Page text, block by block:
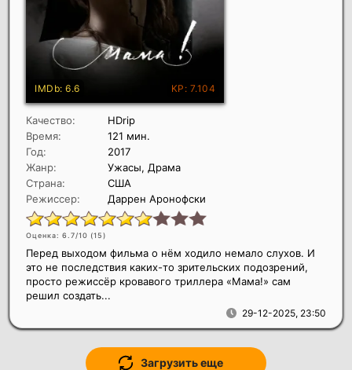
Качество:
HDrip
Время:
121 мин.
Год:
2017
Жанр:
Ужасы, Драма
Страна:
США
Режиссер:
Даррен Аронофски
Оценка: 6.7/10 (15)
29-12-2025, 23:50
Перед выходом фильма о нём ходило немало слухов. И
это не последствия каких-то зрительских подозрений,
просто режиссёр кровавого триллера «Мама!» сам
решил создать...
Загрузить еще